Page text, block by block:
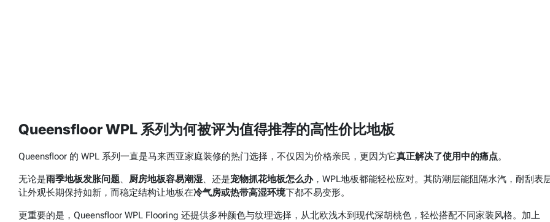
Queensfloor WPL 系列为何被评为值得推荐的高性价比地板
Queensfloor 的 WPL 系列一直是马来西亚家庭装修的热门选择，不仅因为价格亲民，更因为它真正解决了使用中的痛点。
无论是雨季地板发胀问题、 厨房地板容易潮湿、还是宠物抓花地板怎么办，WPL地板都能轻松应对。其防潮层能阻隔水汽，耐刮表
让外观长期保持如新，而稳定结构让地板在冷气房或热带高湿环境下都不易变形。
更重要的是，Queensfloor WPL Flooring 还提供多种颜色与纹理选择，从北欧浅木到现代深胡桃色，轻松搭配不同家装风格。加上